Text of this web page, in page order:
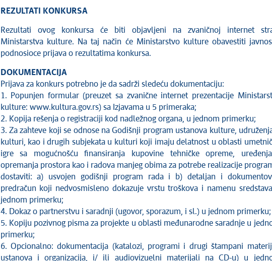
REZULTATI KONKURSA
Rezultati ovog konkursa će biti objavljeni na zvaničnoj internet
Ministarstva kulture. Na taj način će Ministarstvo kulture obavestiti
podnosioce prijava o rezultatima konkursa.
DOKUMENTACIJA
Prijava za konkurs potrebno je da sadrži sledeću dokumentaciju:
1. Popunjen formular (preuzet sa zvanične internet prezentacije
kulture: www.kultura.gov.rs) sa Izjavama u 5 primeraka;
2. Kopija rešenja o registraciji kod nadležnog organa, u jednom primerku;
3. Za zahteve koji se odnose na Godišnji program ustanova kulture,
kulturi, kao i drugih subjekata u kulturi koji imaju delatnost u oblasti
igre sa mogućnošću finansiranja kupovine tehničke opreme,
opremanja prostora kao i radova manjeg obima za potrebe realizacije
dostaviti: a) usvojen godišnji program rada i b) detaljan i
predračun koji nedvosmisleno dokazuje vrstu troškova i namenu
jednom primerku;
4. Dokaz o partnerstvu i saradnji (ugovor, sporazum, i sl.) u jednom primerku;
5. Kopiju pozivnog pisma za projekte u oblasti međunarodne saradnje u
primerku;
6. Opcionalno: dokumentacija (katalozi, programi i drugi štampani
ustanova i organizacija, i/ ili audiovizuelni materijali na CD-u) u